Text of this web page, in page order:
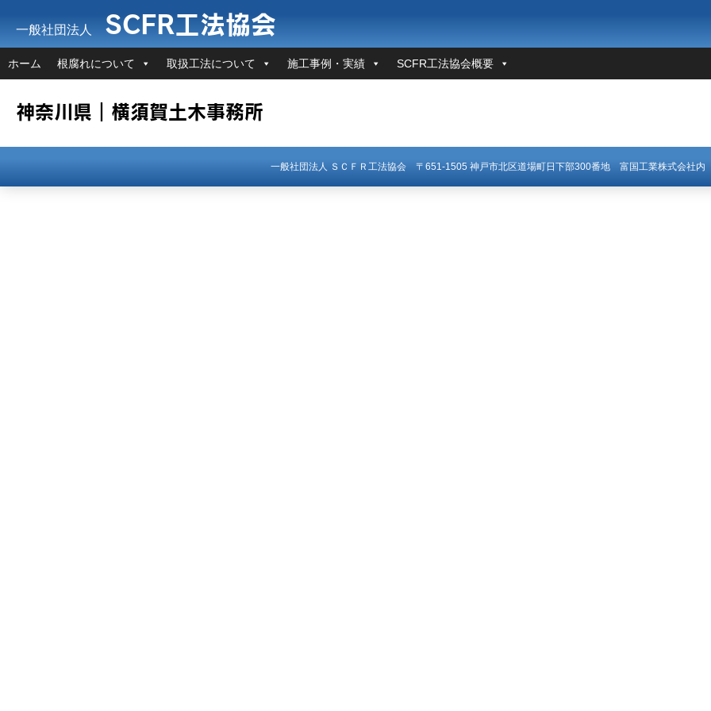
一般社団法人 SCFR工法協会
ホーム 根腐れについて 取扱工法について 施工事例・実績 SCFR工法協会概要
神奈川県｜横須賀土木事務所
一般社団法人 ＳＣＦＲ工法協会 〒651-1505 神戸市北区道場町日下部300番地 富国工業株式会社内